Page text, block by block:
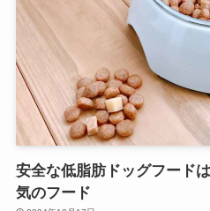
安全な低脂肪ドッグフード
気のフード